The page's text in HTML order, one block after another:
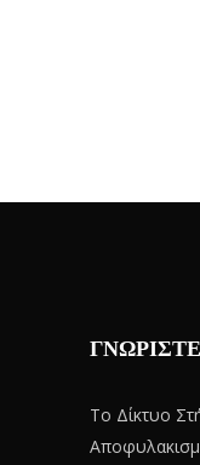
Το Δίκτυο